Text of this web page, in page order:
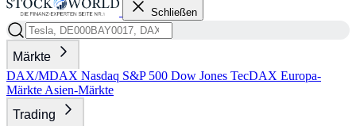
Schließen
Märkte
DAX/MDAX Nasdaq S&P 500 Dow Jones TecDAX Europa-
Märkte Asien-Märkte
Trading